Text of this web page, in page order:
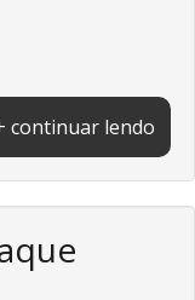
continuar lendo